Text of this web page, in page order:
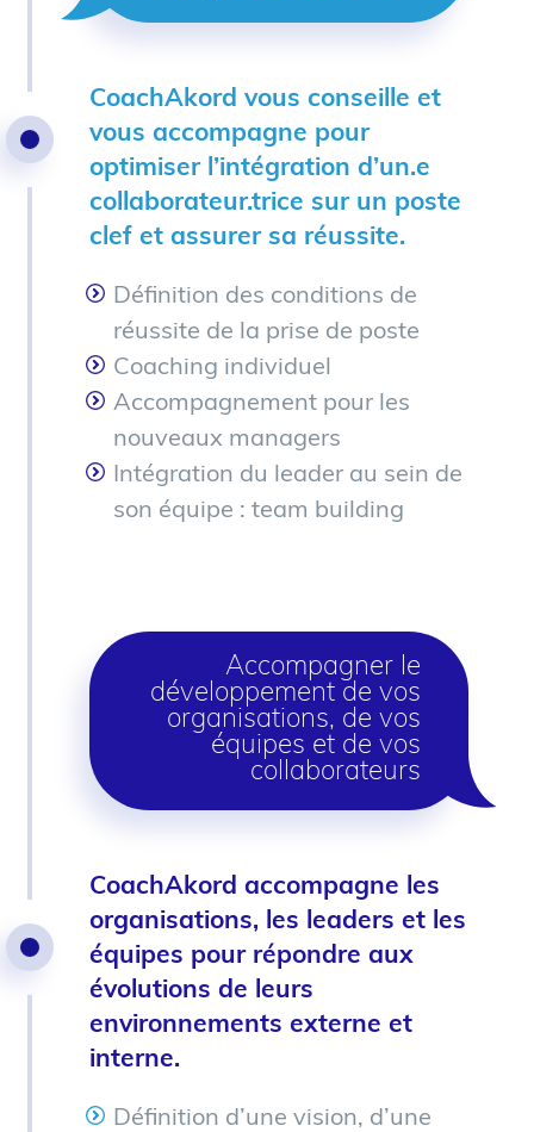
CoachAkord vous conseille et
vous accompagne pour
optimiser l’intégration d’un.e
collaborateur.trice sur un poste
clef et assurer sa réussite.
Définition des conditions de
réussite de la prise de poste
Coaching individuel
Accompagnement pour les
nouveaux managers
Intégration du leader au sein de
son équipe : team building
Accompagner le
développement de vos
organisations, de vos
équipes et de vos
collaborateurs
CoachAkord accompagne les
organisations, les leaders et les
équipes pour répondre aux
évolutions de leurs
environnements externe et
interne.
Définition d’une vision, d’une